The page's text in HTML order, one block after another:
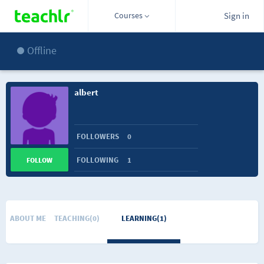
Courses Sign in
Offline
albert
FOLLOWERS 0
FOLLOWING 1
FOLLOW
ABOUT ME TEACHING(0) LEARNING(1)